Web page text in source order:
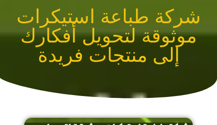
شركة طباعة استيكرات
موثوقة لتحويل أفكارك
إلى منتجات فريدة